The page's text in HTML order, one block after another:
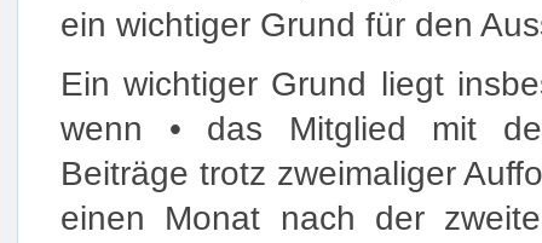
ein wichtiger Grund für den
Ein wichtiger Grund liegt
wenn • das Mitglied mit
Beiträge trotz zweimaliger
einen Monat nach der